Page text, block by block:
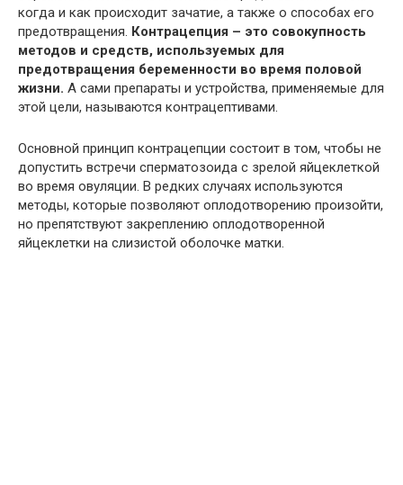
когда и как происходит зачатие, а также о способах его
предотвращения. Контрацепция – это совокупность
методов и средств, используемых для
предотвращения беременности во время половой
жизни. А сами препараты и устройства, применяемые для
этой цели, называются контрацептивами.
Основной принцип контрацепции состоит в том, чтобы не
допустить встречи сперматозоида с зрелой яйцеклеткой
во время овуляции. В редких случаях используются
методы, которые позволяют оплодотворению произойти,
но препятствуют закреплению оплодотворенной
яйцеклетки на слизистой оболочке матки.